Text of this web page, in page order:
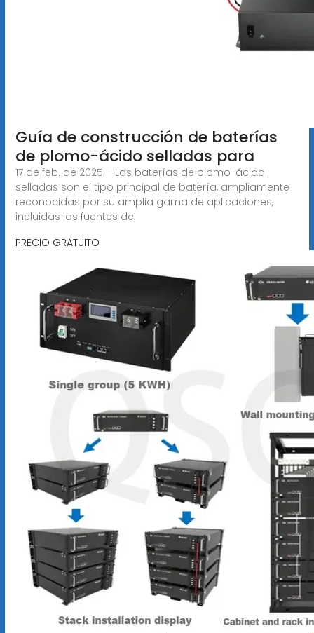
Guía de construcción de baterías
de plomo-ácido selladas para
17 de feb. de 2025 · Las baterías de plomo-ácido
selladas son el tipo principal de batería, ampliamente
reconocidas por su amplia gama de aplicaciones,
incluidas las fuentes de
PRECIO GRATUITO